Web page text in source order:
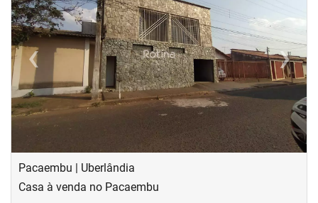
‹Previous ›Next
Pacaembu | Uberlândia
Casa à venda no Pacaembu